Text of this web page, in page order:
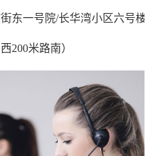
东一号院/长华湾小区六号楼
200米路南）